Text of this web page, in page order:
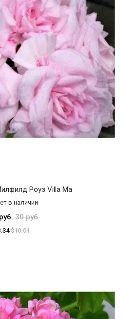
Роуз Villa Ma
в наличии
30 руб.
$10.01